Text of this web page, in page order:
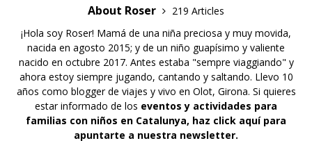
About Roser
219 Articles
¡Hola soy Roser! Mamá de una niña preciosa y muy movida,
nacida en agosto 2015; y de un niño guapísimo y valiente
nacido en octubre 2017. Antes estaba "sempre viaggiando" y
ahora estoy siempre jugando, cantando y saltando. Llevo 10
años como blogger de viajes y vivo en Olot, Girona. Si quieres
estar informado de los eventos y actividades para
familias con niños en Catalunya, haz click aquí para
apuntarte a nuestra newsletter.